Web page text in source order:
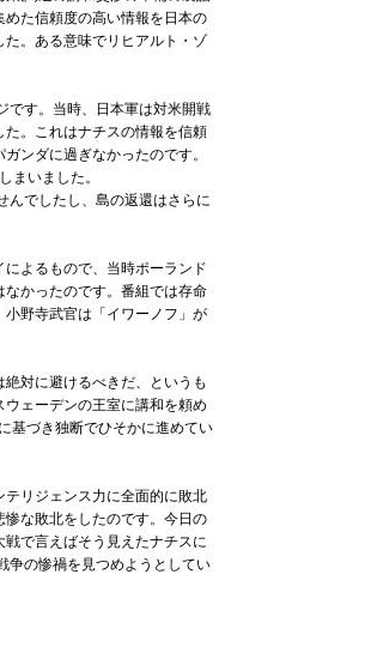
た信頼度の高い情報を日本の
。ある意味でリヒアルト・ゾ
す。当時、日本軍は対米開戦
。これはナチスの情報を信頼
ンダに過ぎなかったのです。
しまいました。
んでしたし、島の返還はさらに
よるもので、当時ポーランド
かったのです。番組では存命
野寺武官は「イワーノフ」が
対に避けるべきだ、というも
ェーデンの王室に講和を頼め
基づき独断でひそかに進めてい
リジェンス力に全面的に敗北
な敗北をしたのです。今日の
で言えばそう見えたナチスに
争の惨禍を見つめようとしてい